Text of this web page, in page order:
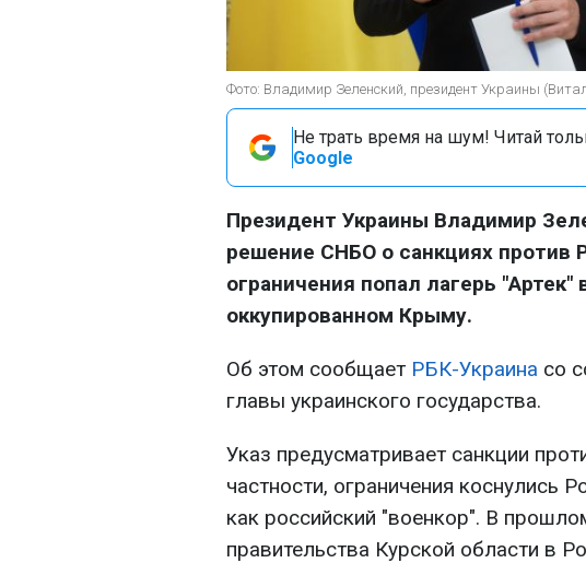
Фото: Владимир Зеленский, президент Украины
Не трать время на шум! Читай
Google
Президент Украины Владимир
решение СНБО о санкциях против
ограничения попал лагерь "Артек"
оккупированном Крыму.
Об этом сообщает РБК-Украина со
главы украинского государства.
Указ предусматривает санкции
частности, ограничения коснулись
как российский "военкор". В
правительства Курской области в